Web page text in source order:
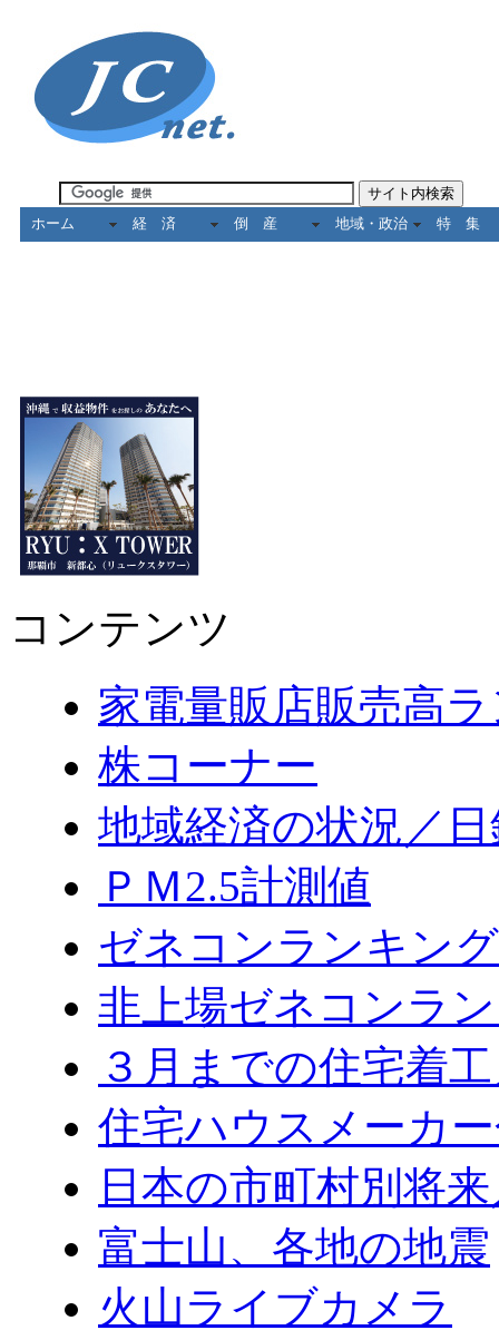
ホーム 経 済 倒 産 地域・政治 特 集
コンテンツ
家電量販店販売高
株コーナー
地域経済の状況／
ＰＭ2.5計測値
ゼネコンランキン
非上場ゼネコンラ
３月までの住宅着
住宅ハウスメーカ
日本の市町村別将
富士山、各地の地震
火山ライブカメラ